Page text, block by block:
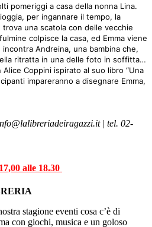
pomeriggi a casa della nonna Lina.
per ingannare il tempo, la
una scatola con delle vecchie
colpisce la casa, ed Emma viene
Andreina, una bambina che,
ritratta in una delle foto in soffitta…
Coppini ispirato al suo libro “Una
impareranno a disegnare Emma,
| tel. 02-
alle 18.30
stagione eventi cosa c’è di
con giochi, musica e un goloso